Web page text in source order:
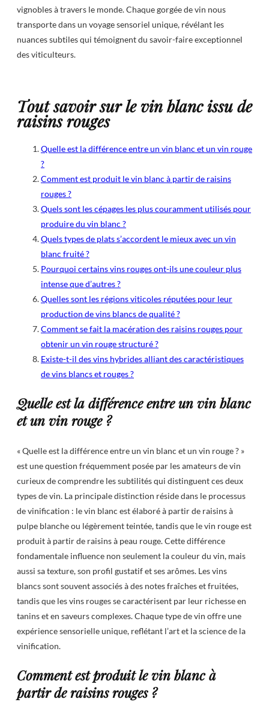
vignobles à travers le monde. Chaque gorgée de vin nous
transporte dans un voyage sensoriel unique, révélant les
nuances subtiles qui témoignent du savoir-faire exceptionnel
des viticulteurs.
Tout savoir sur le vin blanc issu de
raisins rouges
Quelle est la différence entre un vin blanc et un vin rouge
?
Comment est produit le vin blanc à partir de raisins
rouges ?
Quels sont les cépages les plus couramment utilisés pour
produire du vin blanc ?
Quels types de plats s’accordent le mieux avec un vin
blanc fruité ?
Pourquoi certains vins rouges ont-ils une couleur plus
intense que d’autres ?
Quelles sont les régions viticoles réputées pour leur
production de vins blancs de qualité ?
Comment se fait la macération des raisins rouges pour
obtenir un vin rouge structuré ?
Existe-t-il des vins hybrides alliant des caractéristiques
de vins blancs et rouges ?
Quelle est la différence entre un vin blanc
et un vin rouge ?
« Quelle est la différence entre un vin blanc et un vin rouge ? »
est une question fréquemment posée par les amateurs de vin
curieux de comprendre les subtilités qui distinguent ces deux
types de vin. La principale distinction réside dans le processus
de vinification : le vin blanc est élaboré à partir de raisins à
pulpe blanche ou légèrement teintée, tandis que le vin rouge est
produit à partir de raisins à peau rouge. Cette différence
fondamentale influence non seulement la couleur du vin, mais
aussi sa texture, son profil gustatif et ses arômes. Les vins
blancs sont souvent associés à des notes fraîches et fruitées,
tandis que les vins rouges se caractérisent par leur richesse en
tanins et en saveurs complexes. Chaque type de vin offre une
expérience sensorielle unique, reflétant l’art et la science de la
vinification.
Comment est produit le vin blanc à
partir de raisins rouges ?